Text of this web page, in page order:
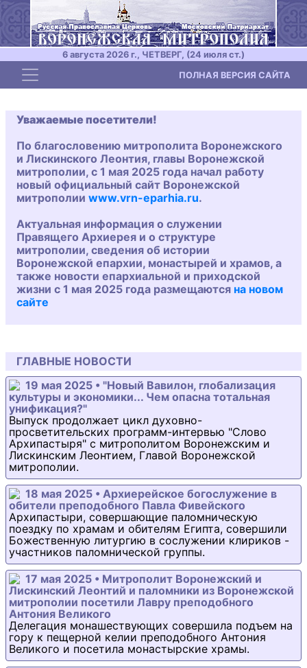
6 августа 2026 г., ЧЕТВЕРГ, (24 июля ст.)
Toggle navigation ПОЛНАЯ ВЕРСИЯ САЙТА
Уважаемые посетители!
По благословению митрополита Воронежского
и Лискинского Леонтия, главы Воронежской
митрополии, с 1 мая 2025 года начал работу
новый официальный сайт Воронежской
митрополии www.vrn-eparhia.ru.
Актуальная информация о служении
Правящего Архиерея и о структуре
митрополии, сведения об истории
Воронежской епархии, монастырей и храмов, а
также новости епархиальной и приходской
жизни с 1 мая 2025 года размещаются на новом
сайте
ГЛАВНЫЕ НОВОСТИ
19 мая 2025 • "Новый Вавилон, глобализация
культуры и экономики... Чем опасна тотальная
унификация?"
Выпуск продолжает цикл духовно-
просветительских программ-интервью "Слово
Архипастыря" с митрополитом Воронежским и
Лискинским Леонтием, Главой Воронежской
митрополии.
18 мая 2025 • Архиерейское богослужение в
обители преподобного Павла Фивейского
Архипастыри, совершающие паломническую
поездку по храмам и обителям Египта, совершили
Божественную литургию в сослужении клириков -
участников паломнической группы.
17 мая 2025 • Митрополит Воронежский и
Лискинский Леонтий и паломники из Воронежской
митрополии посетили Лавру преподобного
Антония Великого
Делегация монашествующих совершила подъем на
гору к пещерной келии преподобного Антония
Великого и посетила монастырские храмы.